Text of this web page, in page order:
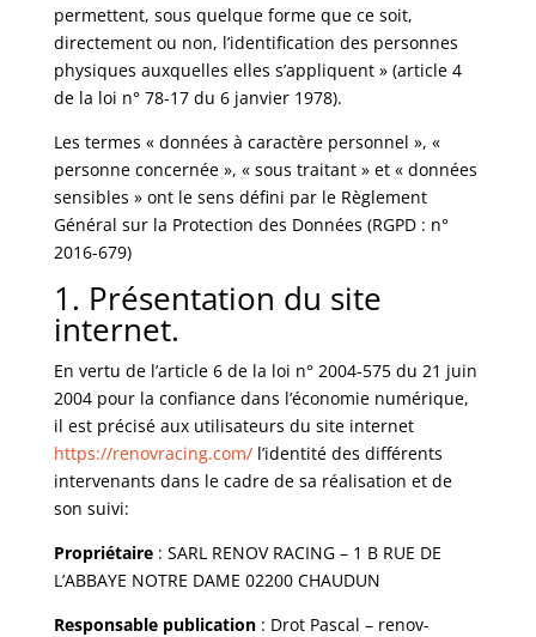
permettent, sous quelque forme que ce soit,
directement ou non, l’identification des personnes
physiques auxquelles elles s’appliquent » (article 4
de la loi n° 78-17 du 6 janvier 1978).
Les termes « données à caractère personnel », «
personne concernée », « sous traitant » et « données
sensibles » ont le sens défini par le Règlement
Général sur la Protection des Données (RGPD : n°
2016-679)
1. Présentation du site
internet.
En vertu de l’article 6 de la loi n° 2004-575 du 21 juin
2004 pour la confiance dans l’économie numérique,
il est précisé aux utilisateurs du site internet
https://renovracing.com/l’identité des différents
intervenants dans le cadre de sa réalisation et de
son suivi:
Propriétaire: SARL RENOV RACING – 1 B RUE DE
L’ABBAYE NOTRE DAME 02200 CHAUDUN
Responsable publication: Drot Pascal – renov-